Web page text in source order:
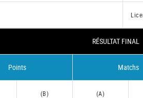
RÉSULTAT FINAL
Points Matchs
(B) (A)